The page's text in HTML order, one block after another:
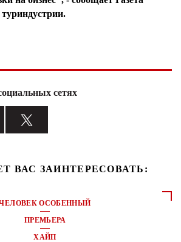
туриндустрии.
сетях
ВАС ЗАИНТЕРЕСОВАТЬ:
ОСОБЕННЫЙ
ПРЕМЬЕРА
ХАЙП